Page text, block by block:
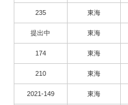
235 東海
提出中 東海
174 東海
210 東海
2021-149 東海